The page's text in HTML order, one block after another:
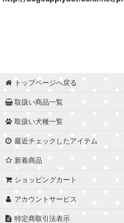
トップページへ戻る
取扱い商品一覧
取扱い犬種一覧
最近チェックしたアイテム
新着商品
ショッピングカート
アカウントサービス
特定商取引法表示